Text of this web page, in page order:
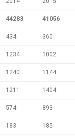
44283 41056
434 360
1234 1002
1240 1144
1211 1404
574 893
183 185